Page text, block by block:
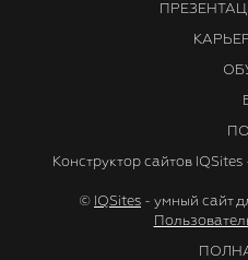
Конструктор сайтов
© IQSites - умный сайт